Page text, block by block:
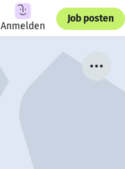
Anmelden
Job posten